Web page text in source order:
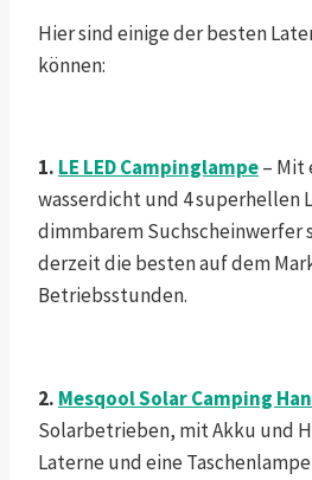
Hier sind einige der besten
können:
1. LE LED Campinglampe– Mit
wasserdicht und 4 superhellen
dimmbarem Suchscheinwerfer
derzeit die besten auf dem
Betriebsstunden.
2. MesqoolSolar Camping
Solarbetrieben, mit Akku und
Laterne und eine